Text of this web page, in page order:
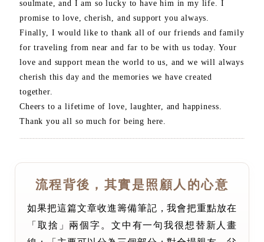
soulmate, and I am so lucky to have him in my life. I
promise to love, cherish, and support you always.
Finally, I would like to thank all of our friends and family
for traveling from near and far to be with us today. Your
love and support mean the world to us, and we will always
cherish this day and the memories we have created
together.
Cheers to a lifetime of love, laughter, and happiness.
Thank you all so much for being here.
流程背後，其實是照顧人的心意
如果把這篇文章收進籌備筆記，我會把重點放在
「取捨」兩個字。文中有一句我很想替新人畫